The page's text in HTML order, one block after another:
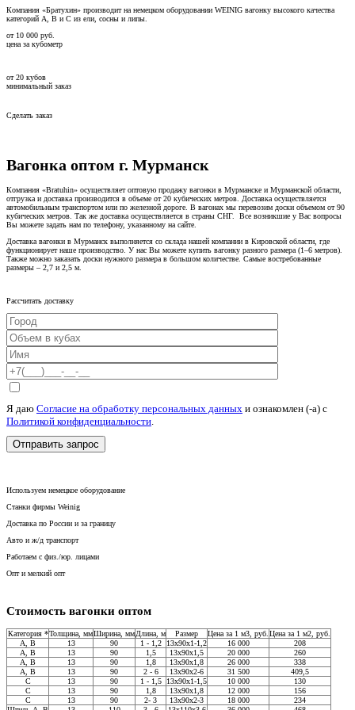
Компания «Братухин» производит на немецком оборудовании WEINIG вагонку высокого качества
категорий А, В и С из ели, сосны и липы.
от 10 000 руб.
цена за кубометр
от20 кубов
минимальный заказ
Сделать заказ
Вагонка оптом г. Мурманск
Компания «Bratuhin» осуществляет оптовую продажу вагонки в Мурманске и Мурманской области,
отгрузка и доставка производится в объеме от 20 кубических метров. Доставка осуществляется
автомобильным транспортом или по железной дороге. В вагонах мы перевозим доски объемом от 90
кубических метров. Так же доставка осуществляется в страны СНГ. Все возникшие у Вас вопросы
Вы можете задать нам по телефону, указанному на сайте.
Доставка вагонки в Мурманск выполняется со склада нашей компании в Кировской области, где
функционирует наше производство. У нас Вы можете купить вагонку разного размера (1–6 метров).
Также можно заказать доски нужного размера в большом количестве. Самые востребованные
размеры – 2,7 и 2,5 м.
Рассчитать доставку
Я даю Согласие на обработку персональных данных и ознакомлен (-а) c
Политикой конфиденциальности
Используем немецкое оборудование
Станки фирмы Weinig
Доставка по России и за границу
Авто и ж/д транспорт
Работаем с физ./юр. лицами
Опт и мелкий опт
Стоимость вагонки оптом
Категория *Толщина, ммШирина, ммДлина, м Размер Цена за 1 м3, руб. Цена за 1 м2, руб.
A, В
13 90 1 - 1,2 13x90x1-1,2 16 000
208
A, В
13 90 1,5 13x90x1,5 20 000
260
A, В
13 90 1,8 13x90x1,8 26 000
338
A, В
13 90 2 - 6 13x90x2-6 31 500
409,5
C
13 90 1 - 1,5 13x90x1-1,5 10 000
130
С
13 90 1,8 13x90x1,8 12 000
156
C
13 90 2- 3 13x90x2-3 18 000
234